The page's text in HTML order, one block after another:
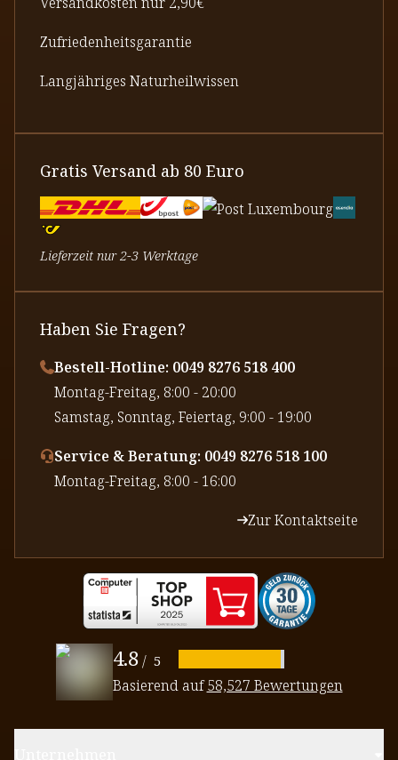
Zufriedenheitsgarantie
Langjähriges Naturheilwissen
Gratis Versand ab 80 Euro
Lieferzeit nur 2-3 Werktage
Haben Sie Fragen?
Bestell-Hotline: 0049 8276 518 400
⁠Montag-Freitag, 8:00 - 20:00
⁠Samstag, Sonntag, Feiertag, 9:00 - 19:00
Service & Beratung: 0049 8276 518 100
⁠Montag-Freitag, 8:00 - 16:00
Zur Kontaktseite
4.8 / 5
Basierend auf58,527 Bewertungen